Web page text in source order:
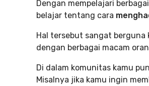
Dengan mempelajari
belajar tentang cara
Hal tersebut sangat berguna
dengan berbagai macam
Di dalam komunitas kamu
Misalnya jika kamu ingin